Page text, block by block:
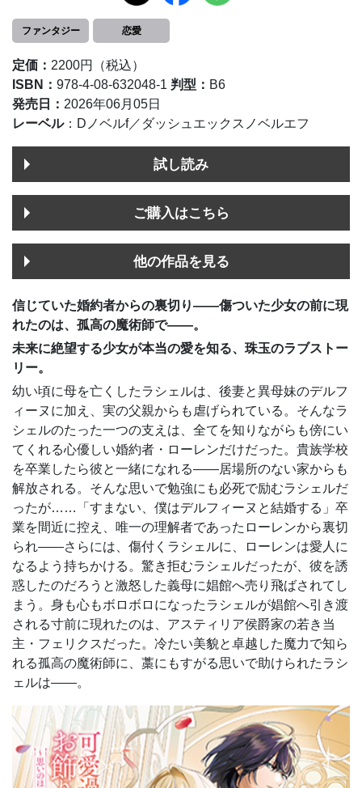
ファンタジー 恋愛
定価： 2200円（税込）
ISBN： 978-4-08-632048-1 判型： B6
発売日： 2026年06月05日
レーベル：Dノベルf／ダッシュエックスノベルエフ
試し読み
ご購入はこちら
他の作品を見る
信じていた婚約者からの裏切り――傷ついた少女の前に現
れたのは、孤高の魔術師で――。
未来に絶望する少女が本当の愛を知る、珠玉のラブストー
リー。
幼い頃に母を亡くしたラシェルは、後妻と異母妹のデルフ
ィーヌに加え、実の父親からも虐げられている。そんなラ
シェルのたった一つの支えは、全てを知りながらも傍にい
てくれる心優しい婚約者・ローレンだけだった。貴族学校
を卒業したら彼と一緒になれる――居場所のない家からも
解放される。そんな思いで勉強にも必死で励むラシェルだ
ったが……「すまない、僕はデルフィーヌと結婚する」卒
業を間近に控え、唯一の理解者であったローレンから裏切
られ――さらには、傷付くラシェルに、ローレンは愛人に
なるよう持ちかける。驚き拒むラシェルだったが、彼を誘
惑したのだろうと激怒した義母に娼館へ売り飛ばされてし
まう。身も心もボロボロになったラシェルが娼館へ引き渡
される寸前に現れたのは、アスティリア侯爵家の若き当
主・フェリクスだった。冷たい美貌と卓越した魔力で知ら
れる孤高の魔術師に、藁にもすがる思いで助けられたラシ
ェルは――。